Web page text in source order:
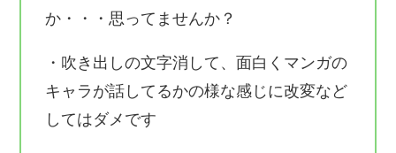
か・・・思ってませんか？
・吹き出しの文字消して、面白くマンガの
キャラが話してるかの様な感じに改変など
してはダメです